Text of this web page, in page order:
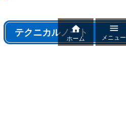
テクニカルノート

ホーム

メニュー